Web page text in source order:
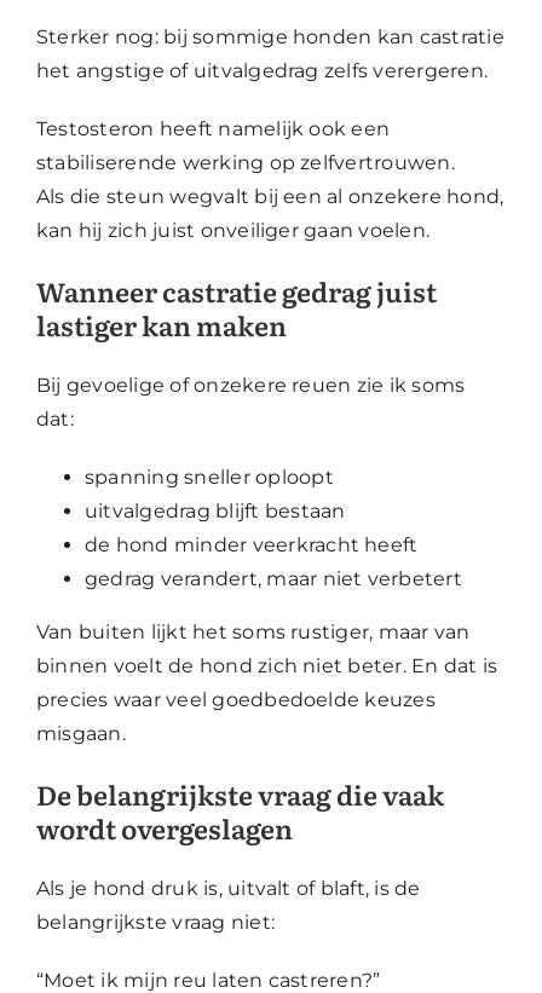
Sterker nog: bij sommige honden kan castratie
het angstige of uitvalgedrag zelfs verergeren.
Testosteron heeft namelijk ook een
stabiliserende werking op zelfvertrouwen.
Als die steun wegvalt bij een al onzekere hond,
kan hij zich juist onveiliger gaan voelen.
Wanneer castratie gedrag juist
lastiger kan maken
Bij gevoelige of onzekere reuen zie ik soms
dat:
spanning sneller oploopt
uitvalgedrag blijft bestaan
de hond minder veerkracht heeft
gedrag verandert, maar niet verbetert
Van buiten lijkt het soms rustiger, maar van
binnen voelt de hond zich niet beter. En dat is
precies waar veel goedbedoelde keuzes
misgaan.
De belangrijkste vraag die vaak
wordt overgeslagen
Als je hond druk is, uitvalt of blaft, is de
belangrijkste vraag niet:
“Moet ik mijn reu laten castreren?”